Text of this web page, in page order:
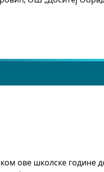
добровољних давалаца
ове школске године